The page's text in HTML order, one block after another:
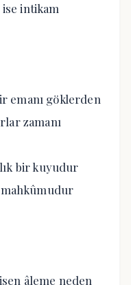
intikam
emanı göklerden
zamanı
bir kuyudur
mahkûmudur
âleme neden